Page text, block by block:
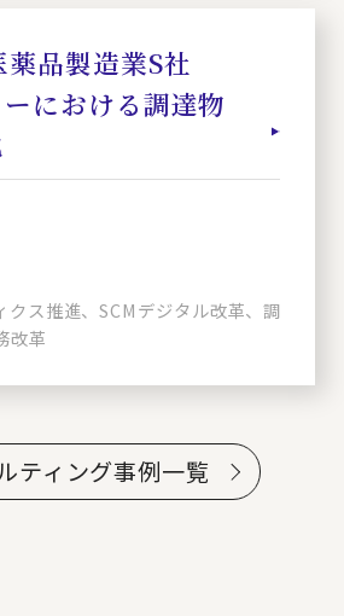
品製造業S社
における調達物
クス推進、SCMデジタル改革、調
改革
ティング事例一覧